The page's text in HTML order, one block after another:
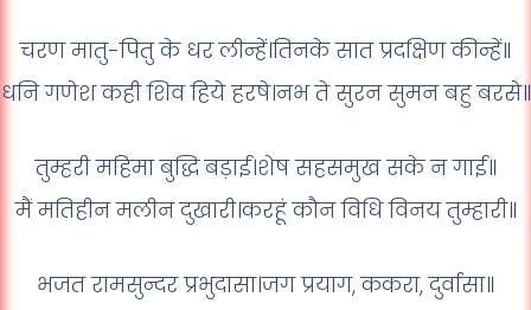
चरण मातु-पितु के धर लीन्हें।तिनके सात प्रदक्षिण कीन्हें॥
धनि गणेश कही शिव हिये हरषे।नभ ते सुरन सुमन बहु बरसे॥
तुम्हरी महिमा बुद्धि बड़ाई।शेष सहसमुख सके न गाई॥
मैं मतिहीन मलीन दुखारी।करहूं कौन विधि विनय तुम्हारी॥
भजत रामसुन्दर प्रभुदासा।जग प्रयाग, ककरा, दुर्वासा॥